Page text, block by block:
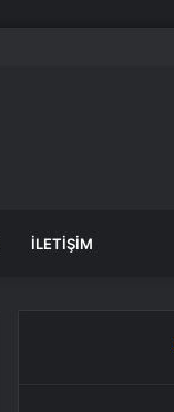
İLETIŞIM